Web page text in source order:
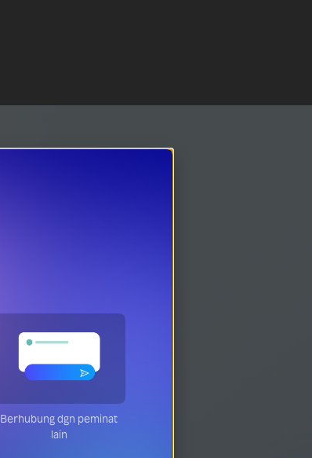
Berhubung dgn peminat
lain